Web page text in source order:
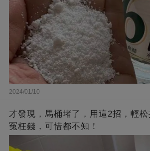
2024/01/10
才發現，馬桶堵了，用這2招，輕
冤枉錢，可惜都不知！